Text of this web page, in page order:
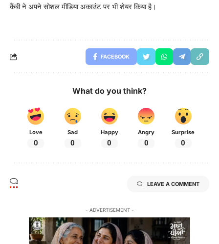
कैंबी ने अपने सोशल मीडिया अकाउंट पर भी शेयर किया है।
FACEBOOK
What do you think?
Love
0
Sad
0
Happy
0
Angry
0
Surprise
0
LEAVE A COMMENT
- ADVERTISEMENT -